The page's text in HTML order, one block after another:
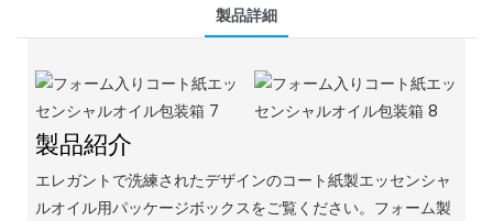
製品詳細
製品紹介
エレガントで洗練されたデザインのコート紙製エッセンシャ
ルオイル用パッケージボックスをご覧ください。フォーム製